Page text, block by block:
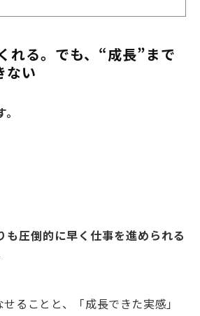
れる。でも、“成長”まで
ない
も圧倒的に早く仕事を進められる
ることと、「成長できた実感」